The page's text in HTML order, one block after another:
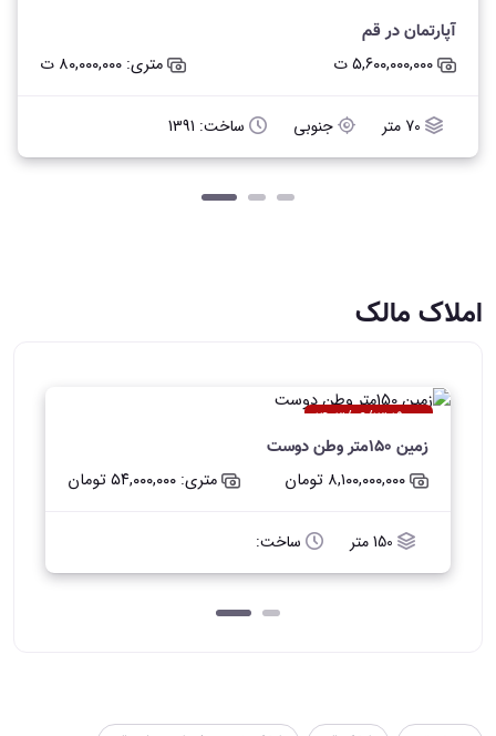
آپارتمان در قم
متری: ۸۰,۰۰۰,۰۰۰ ت
جنوبی ساخت: 1391
املاک مالک
۱۹:۰۰ ۱۴۰۳/۰۶/۱۳
زمین و باغ
زمین 150متر وطن دوست
متری: ۵۴,۰۰۰,۰۰۰ تومان
ساخت: